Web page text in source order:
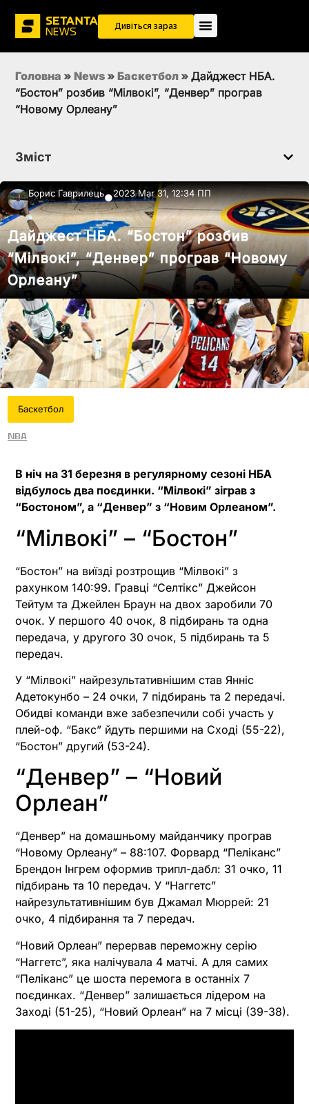
Дивіться зараз
Головна » News » Баскетбол » Дайджест НБА.
“Бостон” розбив “Мілвокі”, “Денвер” програв
“Новому Орлеану”
Зміст
Борис Гаврилець●2023 Mar 31, 12:34 ПП
Дайджест НБА. “Бостон” розбив
“Мілвокі”, “Денвер” програв “Новому
Орлеану”
Баскетбол
NBA
В ніч на 31 березня в регулярному сезоні НБА
відбулось два поєдинки. “Мілвокі” зіграв з
“Бостоном”, а “Денвер” з “Новим Орлеаном”.
“Мілвокі” – “Бостон”
“Бостон” на виїзді розтрощив “Мілвокі” з
рахунком 140:99. Гравці “Селтікс” Джейсон
Тейтум та Джейлен Браун на двох заробили 70
очок. У першого 40 очок, 8 підбирань та одна
передача, у другого 30 очок, 5 підбирань та 5
передач.
У “Мілвокі” найрезультативнішим став Янніс
Адетокунбо – 24 очки, 7 підбирань та 2 передачі.
Обидві команди вже забезпечили собі участь у
плей-оф. “Бакс” йдуть першими на Сході (55-22),
“Бостон” другий (53-24).
“Денвер” – “Новий
Орлеан”
“Денвер” на домашньому майданчику програв
“Новому Орлеану” – 88:107. Форвард “Пеліканс”
Брендон Інгрем оформив трипл-дабл: 31 очко, 11
підбирань та 10 передач. У “Наггетс”
найрезультативнішим був Джамал Мюррей: 21
очко, 4 підбирання та 7 передач.
“Новий Орлеан” перервав переможну серію
“Наггетс”, яка налічувала 4 матчі. А для самих
“Пеліканс” це шоста перемога в останніх 7
поєдинках. “Денвер” залишається лідером на
Заході (51-25), “Новий Орлеан” на 7 місці (39-38).